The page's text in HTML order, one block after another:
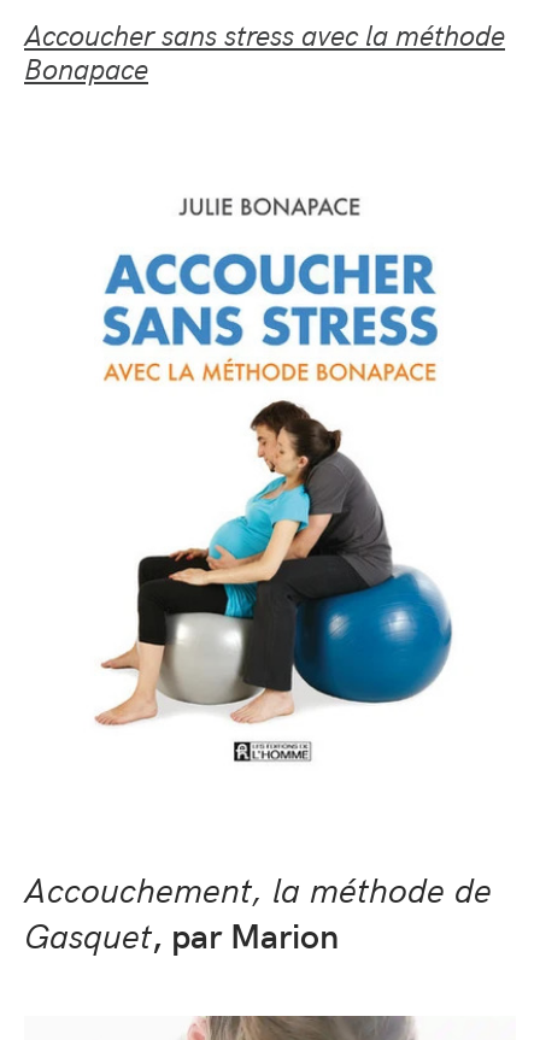
Accoucher sans stress avec la méthode
Bonapace
Accouchement, la méthode de
Gasquet, par Marion